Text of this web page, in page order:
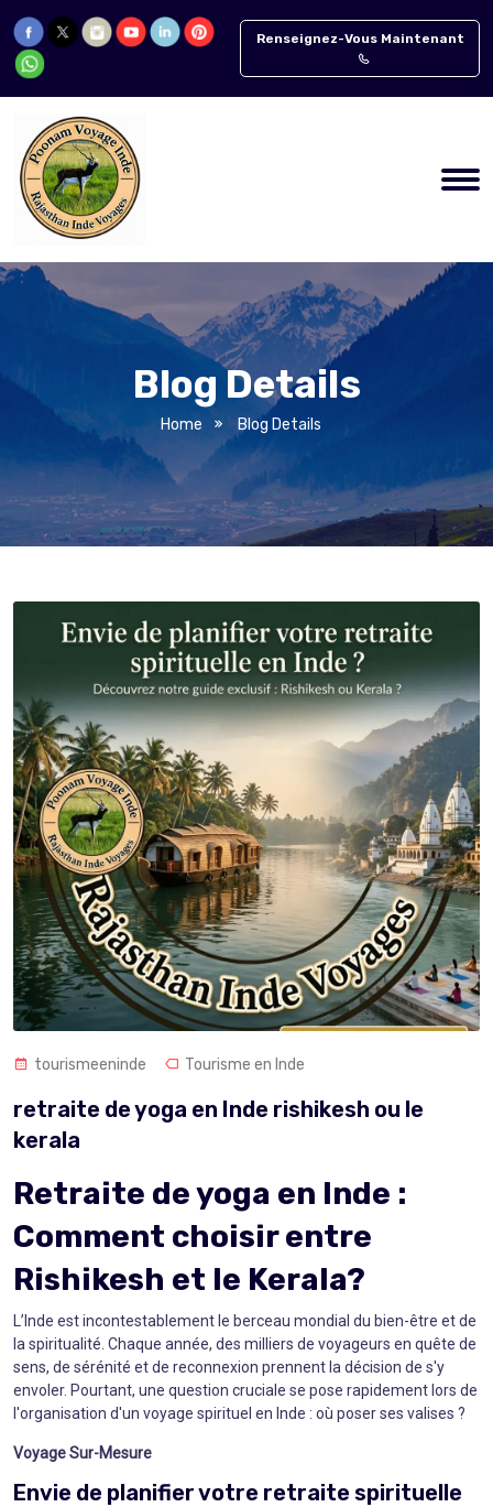
Renseignez-Vous Maintenant
Blog Details
Home Blog Details
tourismeeninde Tourisme en Inde
retraite de yoga en Inde rishikesh ou le
kerala
Retraite de yoga en Inde :
Comment choisir entre
Rishikesh et le Kerala?
L’Inde est incontestablement le berceau mondial du bien-être et de
la spiritualité. Chaque année, des milliers de voyageurs en quête de
sens, de sérénité et de reconnexion prennent la décision de s'y
envoler. Pourtant, une question cruciale se pose rapidement lors de
l'organisation d'un voyage spirituel en Inde : où poser ses valises ?
Voyage Sur-Mesure
Envie de planifier votre retraite spirituelle